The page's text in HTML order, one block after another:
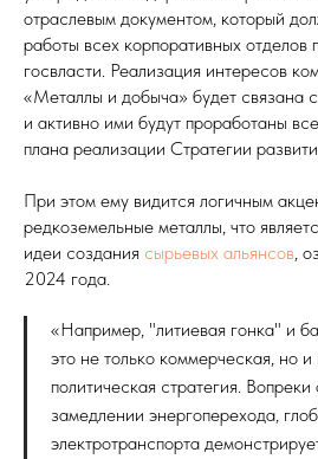
отраслевым документом, который
работы всех корпоративных отделов
госвласти. Реализация интересов
«Металлы и добыча» будет связана
и активно ими будут проработаны
плана реализации Стратегии
При этом ему видится логичным
редкоземельные металлы, что
идеи создания сырьевых альянсов,
2024 года.
«Например, "литиевая гонка" и
это не только коммерческая, но
политическая стратегия.
замедлении энергоперехода,
электротранспорта